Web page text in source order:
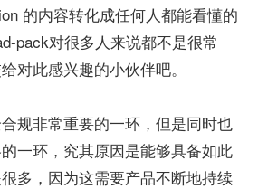
的内容转化成任何人都能看懂的
pack对很多人来说都不是很常
对此感兴趣的小伙伴吧。
规非常重要的一环，但是同时也
一环，究其原因是能够具备如此
多，因为这需要产品不断地持续